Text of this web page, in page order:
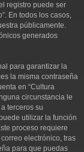
registro puede ser
En todos los casos,
públicamente.
generados
para garantizar la
la misma contraseña
en “Cultura
circunstancia le
terceros su
utilizar la función
proceso requiere
electrónico, tras
para que puedas